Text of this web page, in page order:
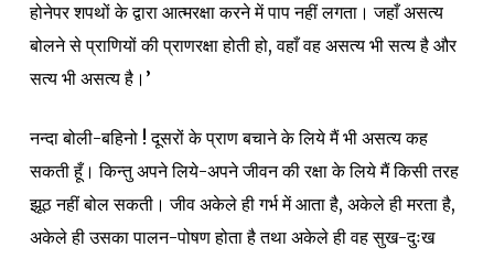
होनेपर शपथों के द्वारा आत्मरक्षा करने में पाप नहीं लगता। जहाँ असत्य
बोलने से प्राणियों की प्राणरक्षा होती हो, वहाँ वह असत्य भी सत्य है और
सत्य भी असत्य है।’
नन्दा बोली-बहिनो ! दूसरों के प्राण बचाने के लिये मैं भी असत्य कह
सकती हूँ। किन्तु अपने लिये-अपने जीवन की रक्षा के लिये मैं किसी तरह
झूठ नहीं बोल सकती। जीव अकेले ही गर्भ में आता है, अकेले ही मरता है,
अकेले ही उसका पालन-पोषण होता है तथा अकेले ही वह सुख-दुःख